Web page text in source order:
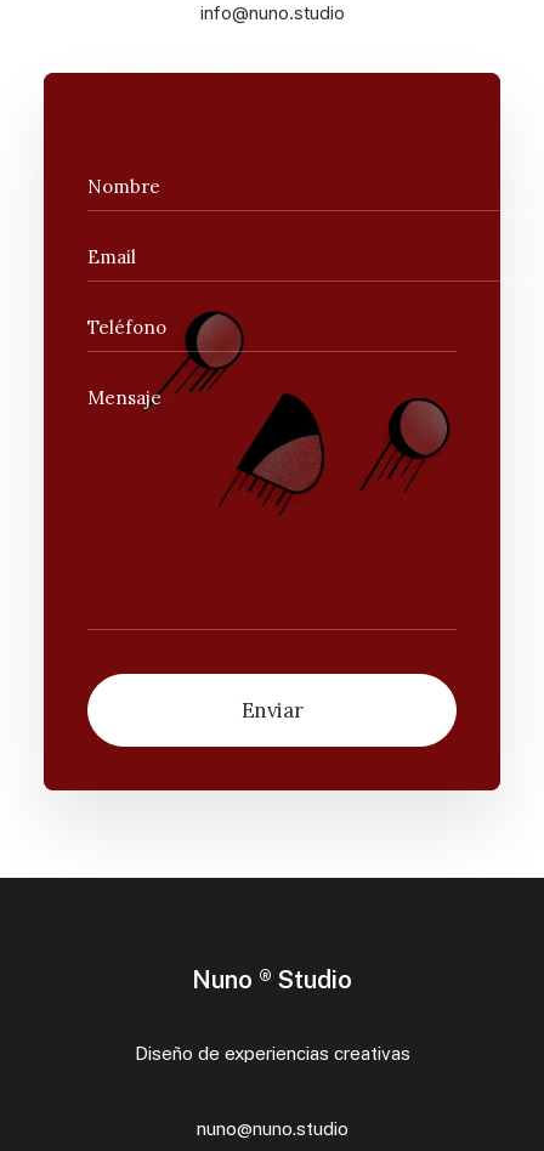
info@nuno.studio
Nuno ® Studio
Diseño de experiencias creativas
nuno@nuno.studio